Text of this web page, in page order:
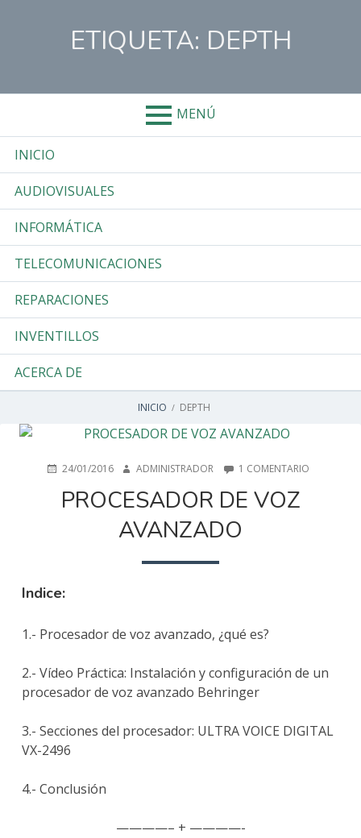
ETIQUETA: DEPTH
MENÚ
Menú
Primario
INICIO
AUDIOVISUALES
INFORMÁTICA
TELECOMUNICACIONES
REPARACIONES
INVENTILLOS
ACERCA DE
DE
AYUDA
NAVEGACIÓN
INICIO DEPTH
PUBLICADO
24/01/2016 AUTORADMINISTRADOR 1 COMENTARIOEN
PROCESADOR DE VOZ
AVANZADO
Indice:
1.- Procesador de voz avanzado, ¿qué es?
2.- Vídeo Práctica: Instalación y configuración de un
procesador de voz avanzado Behringer
3.- Secciones del procesador: ULTRA VOICE DIGITAL
VX-2496
4.- Conclusión
————– + ————-